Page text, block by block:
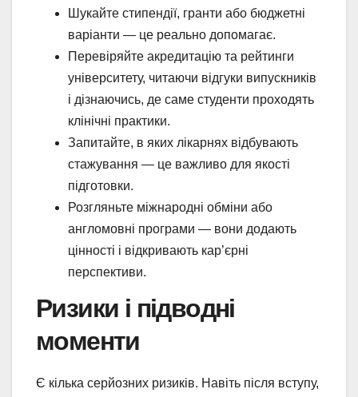
Шукайте стипендії, гранти або бюджетні
варіанти — це реально допомагає.
Перевіряйте акредитацію та рейтинги
університету, читаючи відгуки випускників
і дізнаючись, де саме студенти проходять
клінічні практики.
Запитайте, в яких лікарнях відбувають
стажування — це важливо для якості
підготовки.
Розгляньте міжнародні обміни або
англомовні програми — вони додають
цінності і відкривають кар’єрні
перспективи.
Ризики і підводні
моменти
Є кілька серйозних ризиків. Навіть після вступу,